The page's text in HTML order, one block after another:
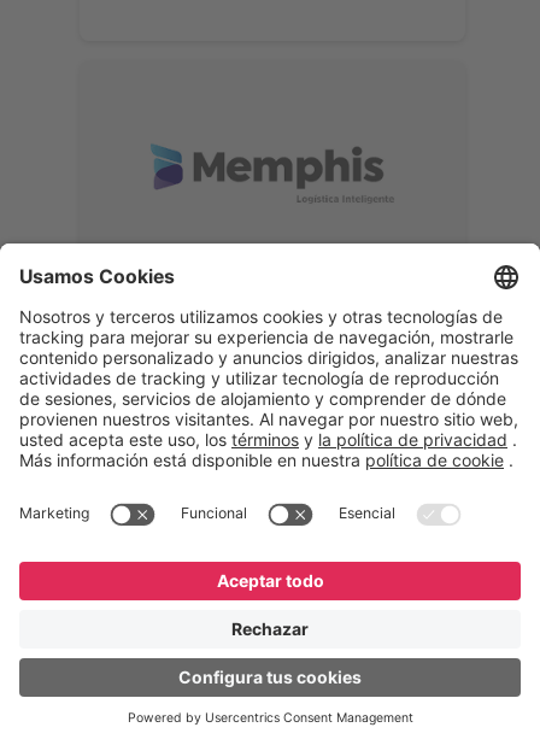
Memphis
Eduardo Ribeiro
CEO
“Con GeneXus desarrollamos una
acompañar todas las etapas de la
verificar, analizar, reacondicionar y
garantizando calidad y reduciendo
costos”.